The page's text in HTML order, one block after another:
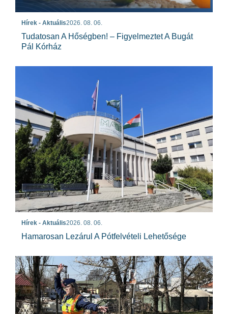
Hírek - Aktuális2026. 08. 06.
Tudatosan A Hőségben! – Figyelmeztet A Bugát
Pál Kórház
Hírek - Aktuális2026. 08. 06.
Hamarosan Lezárul A Pótfelvételi Lehetősége